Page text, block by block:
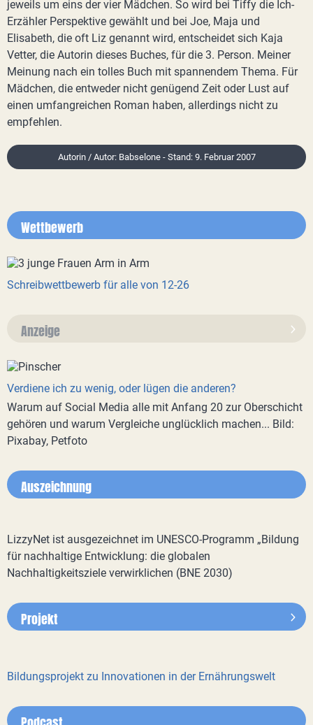
jeweils um eins der vier Mädchen. So wird bei Tiffy die Ich-
Erzähler Perspektive gewählt und bei Joe, Maja und
Elisabeth, die oft Liz genannt wird, entscheidet sich Kaja
Vetter, die Autorin dieses Buches, für die 3. Person. Meiner
Meinung nach ein tolles Buch mit spannendem Thema. Für
Mädchen, die entweder nicht genügend Zeit oder Lust auf
einen umfangreichen Roman haben, allerdings nicht zu
empfehlen.
Autorin / Autor: Babselone - Stand: 9. Februar 2007
Wettbewerb
Schreibwettbewerb für alle von 12-26
Anzeige
Verdiene ich zu wenig, oder lügen die anderen?
Warum auf Social Media alle mit Anfang 20 zur Oberschicht
gehören und warum Vergleiche unglücklich machen... Bild:
Pixabay, Petfoto
Auszeichnung
LizzyNet ist ausgezeichnet im UNESCO-Programm „Bildung
für nachhaltige Entwicklung: die globalen
Nachhaltigkeitsziele verwirklichen (BNE 2030)
Projekt
Bildungsprojekt zu Innovationen in der Ernährungswelt